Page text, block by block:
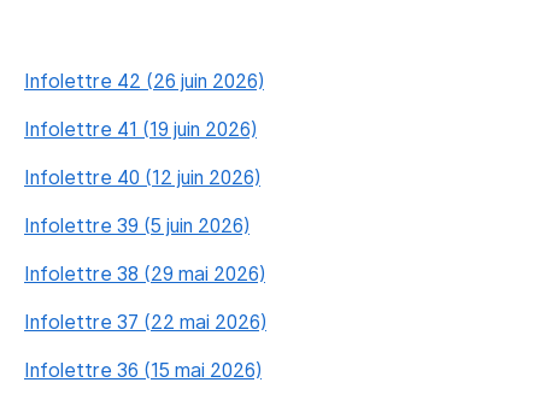
Infolettre 42 (26 juin 2026)
Infolettre 41 (19 juin 2026)
Infolettre 40 (12 juin 2026)
Infolettre 39 (5 juin 2026)
Infolettre 38 (29 mai 2026)
Infolettre 37 (22 mai 2026)
Infolettre 36 (15 mai 2026)